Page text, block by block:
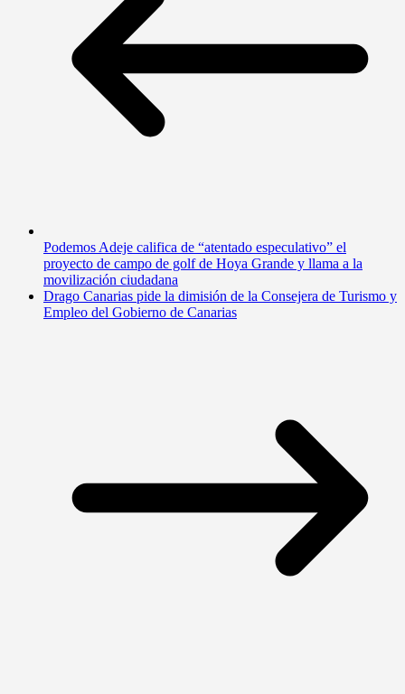
Podemos Adeje califica de “atentado especulativo” el
proyecto de campo de golf de Hoya Grande y llama a la
movilización ciudadana
Drago Canarias pide la dimisión de la Consejera de Turismo y
Empleo del Gobierno de Canarias